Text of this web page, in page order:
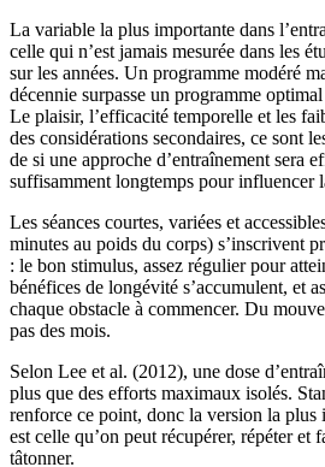
La variable la plus importante dans
celle qui n’est jamais mesurée dans les
sur les années. Un programme modéré
décennie surpasse un programme
Le plaisir, l’efficacité temporelle et les
des considérations secondaires, ce sont
de si une approche d’entraînement sera
suffisamment longtemps pour influencer
Les séances courtes, variées et
minutes au poids du corps) s’inscrivent
: le bon stimulus, assez régulier pour
bénéfices de longévité s’accumulent, et
chaque obstacle à commencer. Du
pas des mois.
Selon Lee et al. (2012), une dose
plus que des efforts maximaux isolés.
renforce ce point, donc la version la plus
est celle qu’on peut récupérer, répéter et
tâtonner.